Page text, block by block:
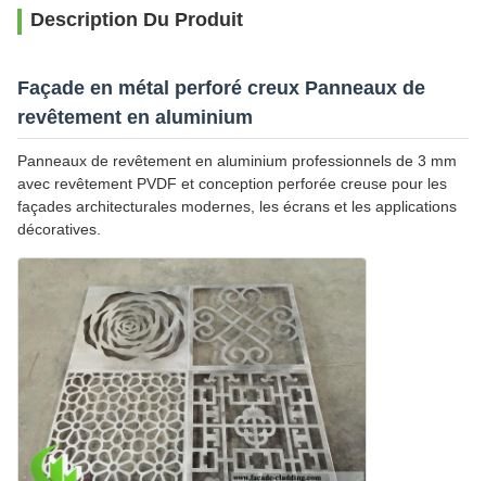
Description Du Produit
Façade en métal perforé creux Panneaux de
revêtement en aluminium
Panneaux de revêtement en aluminium professionnels de 3 mm
avec revêtement PVDF et conception perforée creuse pour les
façades architecturales modernes, les écrans et les applications
décoratives.